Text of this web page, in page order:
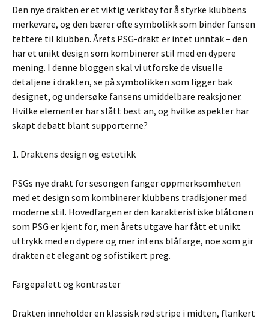
Den nye drakten er et viktig verktøy for å styrke klubbens
merkevare, og den bærer ofte symbolikk som binder fansen
tettere til klubben. Årets PSG-drakt er intet unntak – den
har et unikt design som kombinerer stil med en dypere
mening. I denne bloggen skal vi utforske de visuelle
detaljene i drakten, se på symbolikken som ligger bak
designet, og undersøke fansens umiddelbare reaksjoner.
Hvilke elementer har slått best an, og hvilke aspekter har
skapt debatt blant supporterne?
1. Draktens design og estetikk
PSGs nye drakt for sesongen fanger oppmerksomheten
med et design som kombinerer klubbens tradisjoner med
moderne stil. Hovedfargen er den karakteristiske blåtonen
som PSG er kjent for, men årets utgave har fått et unikt
uttrykk med en dypere og mer intens blåfarge, noe som gir
drakten et elegant og sofistikert preg.
Fargepalett og kontraster
Drakten inneholder en klassisk rød stripe i midten, flankert